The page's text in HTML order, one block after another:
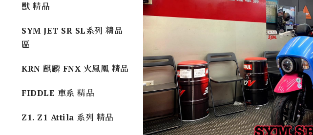
獸 精品
SYM JET SR SL系列 精品
區
KRN 麒麟 FNX 火鳳凰 精品
FIDDLE 車系 精品
Z1. Z1 Attila 系列 精品